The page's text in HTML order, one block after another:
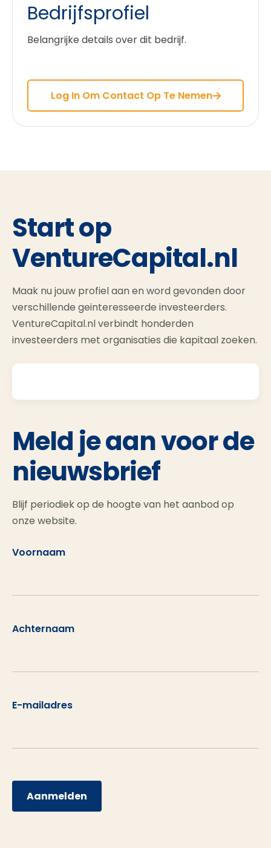
Bedrijfsprofiel
Belangrijke details over dit bedrijf.
Log In Om Contact Op Te Nemen
Start op
VentureCapital.nl
Maak nu jouw profiel aan en word gevonden door
verschillende geinteresseerde investeerders.
VentureCapital.nl verbindt honderden
investeerders met organisaties die kapitaal zoeken.
Meld je aan voor de
nieuwsbrief
Blijf periodiek op de hoogte van het aanbod op
onze website.
Voornaam
Achternaam
E-mailadres
Aanmelden